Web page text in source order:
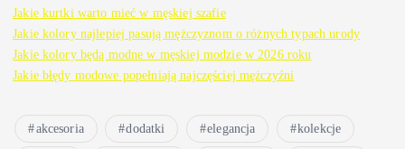
Jakie kurtki warto mieć w męskiej szafie
Jakie kolory najlepiej pasują mężczyznom o różnych typach urody
Jakie kolory będą modne w męskiej modzie w 2026 roku
Jakie błędy modowe popełniają najczęściej mężczyźni
akcesoria dodatki elegancja kolekcje